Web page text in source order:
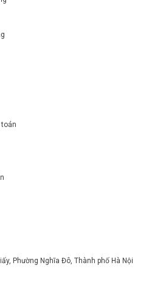
ấm
ngày sản xuất.
Phường Nghĩa Đô, Thành phố Hà Nội